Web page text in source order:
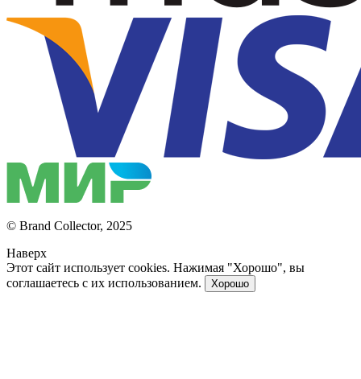
© Brand Collector, 2025
Наверх
Этот сайт использует cookies. Нажимая "Хорошо", вы
соглашаетесь с их использованием.
Хорошо